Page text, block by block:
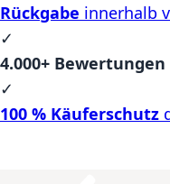
Rückgabe innerhalb
✓
4.000+ Bewertungen
✓
100 % Käuferschutz